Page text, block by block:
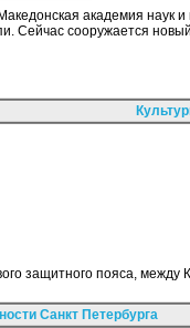
академия наук
Сейчас сооружается
защитного пояса,
Санкт Петербурга